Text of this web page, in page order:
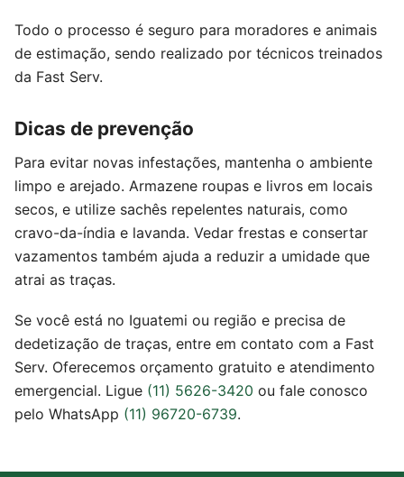
Todo o processo é seguro para moradores e animais
de estimação, sendo realizado por técnicos treinados
da Fast Serv.
Dicas de prevenção
Para evitar novas infestações, mantenha o ambiente
limpo e arejado. Armazene roupas e livros em locais
secos, e utilize sachês repelentes naturais, como
cravo-da-índia e lavanda. Vedar frestas e consertar
vazamentos também ajuda a reduzir a umidade que
atrai as traças.
Se você está no Iguatemi ou região e precisa de
dedetização de traças, entre em contato com a Fast
Serv. Oferecemos orçamento gratuito e atendimento
emergencial. Ligue (11) 5626-3420 ou fale conosco
pelo WhatsApp (11) 96720-6739.